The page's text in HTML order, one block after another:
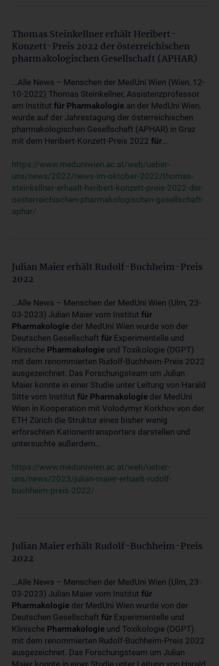
Thomas Steinkellner erhält Heribert-
Konzett-Preis 2022 der österreichischen
pharmakologischen Gesellschaft (APHAR)
...Alle News – Menschen der MedUni Wien (Wien, 12-
10-2022) Thomas Steinkellner, Assistenzprofessor
am Institut für Pharmakologie an der MedUni Wien,
wurde auf der Jahrestagung der österreichischen
pharmakologischen Gesellschaft (APHAR) in Graz
mit dem Heribert-Konzett-Preis 2022 für...
https://www.meduniwien.ac.at/web/ueber-
uns/news/2022/news-im-oktober-2022/thomas-
steinkellner-erhaelt-heribert-konzett-preis-2022-der-
oesterreichischen-pharmakologischen-gesellschaft-
aphar/
Julian Maier erhält Rudolf-Buchheim-Preis
2022
...Alle News – Menschen der MedUni Wien (Ulm, 23-
03-2023) Julian Maier vom Institut für
Pharmakologie der MedUni Wien wurde von der
Deutschen Gesellschaft für Experimentelle und
Klinische Pharmakologie und Toxikologie (DGPT)
mit dem renommierten Rudolf-Buchheim-Preis 2022
ausgezeichnet. Das Forschungsteam um Julian
Maier konnte in einer Studie unter Leitung von Harald
Sitte vom Institut für Pharmakologie der MedUni
Wien in Kooperation mit Volodymyr Korkhov von der
ETH Zürich die Struktur eines bisher wenig
erforschten Kationentransporters darstellen und
untersuchte außerdem...
https://www.meduniwien.ac.at/web/ueber-
uns/news/2023/julian-maier-erhaelt-rudolf-
buchheim-preis-2022/
Julian Maier erhält Rudolf-Buchheim-Preis
2022
...Alle News – Menschen der MedUni Wien (Ulm, 23-
03-2023) Julian Maier vom Institut für
Pharmakologie der MedUni Wien wurde von der
Deutschen Gesellschaft für Experimentelle und
Klinische Pharmakologie und Toxikologie (DGPT)
mit dem renommierten Rudolf-Buchheim-Preis 2022
ausgezeichnet. Das Forschungsteam um Julian
Maier konnte in einer Studie unter Leitung von Harald